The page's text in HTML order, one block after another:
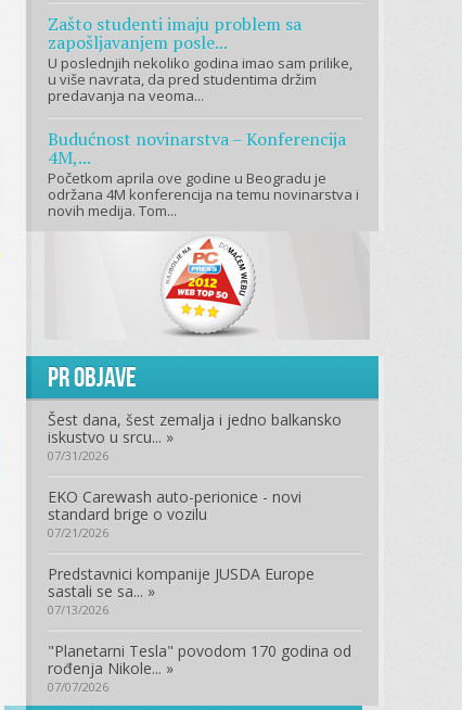
Zašto studenti imaju problem sa
zapošljavanjem posle...
U poslednjih nekoliko godina imao sam prilike,
u više navrata, da pred studentima držim
predavanja na veoma...
Budućnost novinarstva – Konferencija
4M,...
Početkom aprila ove godine u Beogradu je
održana 4M konferencija na temu novinarstva i
novih medija. Tom...
PR objave
Šest dana, šest zemalja i jedno balkansko
iskustvo u srcu... »
07/31/2026
EKO Carewash auto-perionice - novi
standard brige o vozilu
07/21/2026
Predstavnici kompanije JUSDA Europe
sastali se sa... »
07/13/2026
"Planetarni Tesla" povodom 170 godina od
rođenja Nikole... »
07/07/2026